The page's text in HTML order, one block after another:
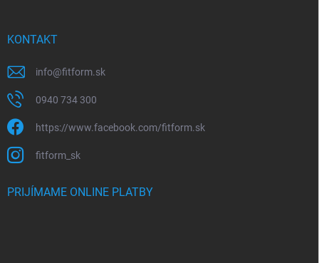
KONTAKT
info@fitform.sk
0940 734 300
https://www.facebook.com/fitform.sk
fitform_sk
PRIJÍMAME ONLINE PLATBY